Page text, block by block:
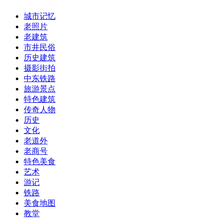
城市记忆
老照片
老建筑
市井民俗
历史建筑
摄影街拍
中东铁路
旅游景点
特色建筑
传奇人物
历史
文化
老道外
老商号
特色美食
艺术
游记
铁路
美食地图
教堂